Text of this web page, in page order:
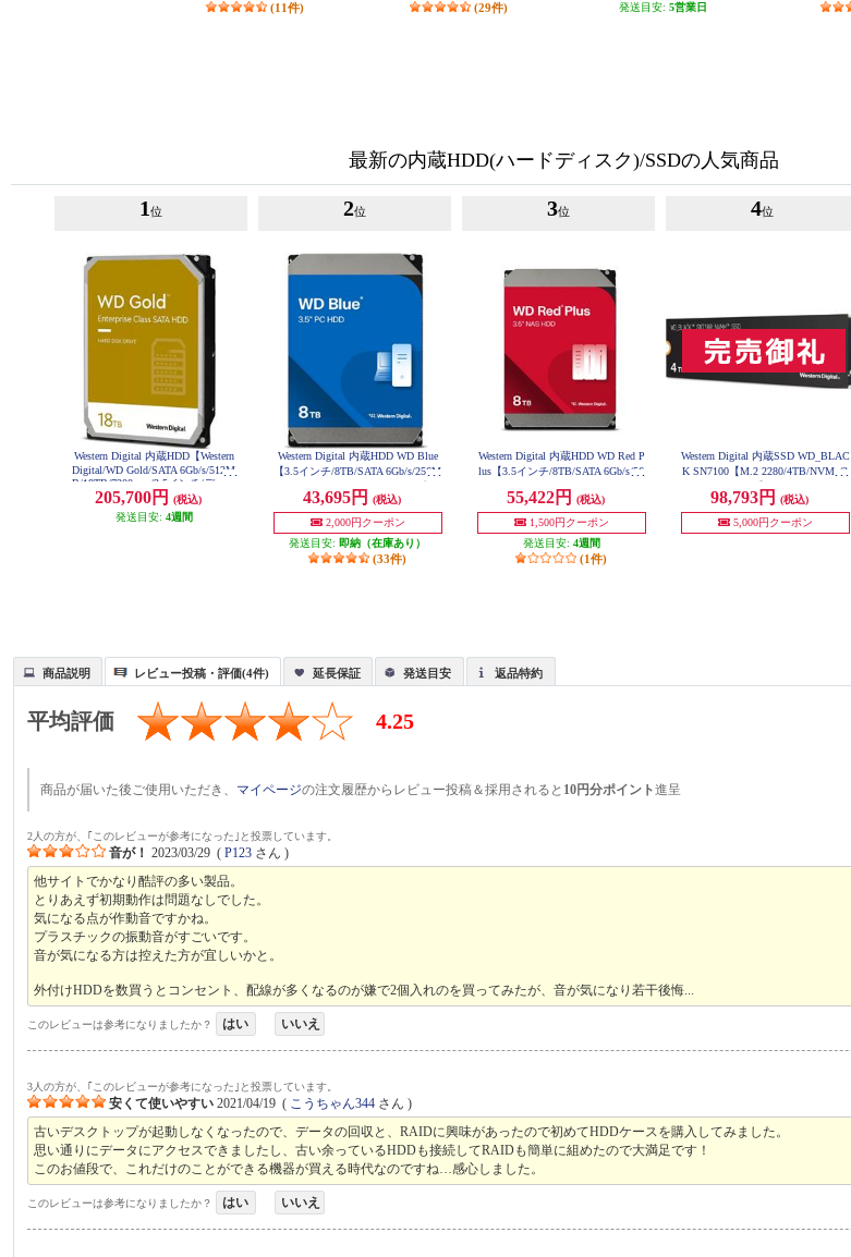
(11件) (29件)
発送目安: 5営業日
最新の内蔵HDD(ハードディスク)/SSDの人気商品
1 位
Western Digital 内蔵HDD【Western
Digital/WD Gold/SATA 6Gb/s/512M
B/18TB/7200rpm/3.5インチ/データ
センター向け】 WD181KRYZ
205,700円
(税込)
発送目安: 4週間
2位
Western Digital 内蔵HDD WD Blue
【3.5インチ/8TB/SATA 6Gb/s/256M
け/2023年12月モデル】 WD80EAA
Z
43,695円
(税込)
2,000円クーポン
発送目安: 即納（在庫あり）
(33件)
3位
Western Digital 内蔵HDD WD Red P
lus【3.5インチ/8TB/SATA 6Gb/s/56
S向け/2023年12月モデル】 WD80E
FPX
55,422円
(税込)
1,500円クーポン
発送目安: 4週間
(1件)
4位
Western Digital 内蔵SSD WD_BLAC
K SN7100【M.2 2280/4TB/NVMe/2
98,793円
(税込)
5,000円クーポン
商品説明 レビュー投稿・評価(4件) 延長保証 発送目安 返品特約
平均評価 4.25
商品が届いた後ご使用いただき、 マイページの注文履歴からレビュー投稿＆採用されると 10円分ポイント進呈
2人の方が、｢このレビューが参考になった｣と投票しています。
音が！ 2023/03/29 (P123 さん )
他サイトでかなり酷評の多い製品。
とりあえず初期動作は問題なしでした。
気になる点が作動音ですかね。
プラスチックの振動音がすごいです。
音が気になる方は控えた方が宜しいかと。
外付けHDDを数買うとコンセント、配線が多くなるのが嫌で2個入れのを買ってみたが、音が気になり若干後悔...
このレビューは参考になりましたか？ はい いいえ
3人の方が、｢このレビューが参考になった｣と投票しています。
安くて使いやすい 2021/04/19 ( こうちゃん344 さん )
古いデスクトップが起動しなくなったので、データの回収と、RAIDに興味があったので初めてHDDケースを購入してみました。
思い通りにデータにアクセスできましたし、古い余っているHDDも接続してRAIDも簡単に組めたので大満足です！
このお値段で、これだけのことができる機器が買える時代なのですね…感心しました。
このレビューは参考になりましたか？ はい いいえ